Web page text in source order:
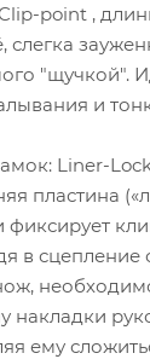
point ,
слегка
"щучкой".
и
Liner-
пластина
в сцепление
накладки
ему